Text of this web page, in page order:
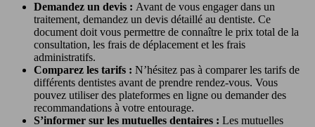
Demandez un devis : Avant de vous engager dans un
traitement, demandez un devis détaillé au dentiste. Ce
document doit vous permettre de connaître le prix total de la
consultation, les frais de déplacement et les frais
administratifs.
Comparez les tarifs : N’hésitez pas à comparer les tarifs de
différents dentistes avant de prendre rendez-vous. Vous
pouvez utiliser des plateformes en ligne ou demander des
recommandations à votre entourage.
S’informer sur les mutuelles dentaires : Les mutuelles